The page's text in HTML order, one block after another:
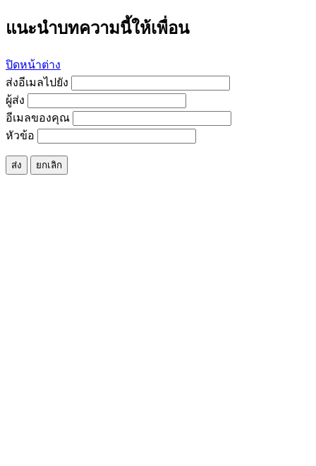
แนะนำบทความนี้ให้เพื่อน
ปิดหน้าต่าง
ส่งอีเมลไปยัง
ผู้ส่ง
อีเมลของคุณ
หัวข้อ
ส่ง ยกเลิก